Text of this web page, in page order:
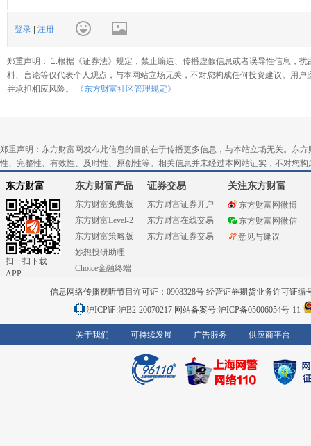
登录 注册
郑重声明： 1.根据《证券法》规定，禁止编造、传播虚假信息或者误导性信息，
料、言论等仅代表个人观点，与本网站立场无关，不对您构成任何投资建议。用
并承担相应风险。
《东方财富社区管理规定》
郑重声明：东方财富网发布此信息的目的在于传播更多信息，与本站立场无关。东
性、完整性、有效性、及时性、原创性等。相关信息并未经过本网站证实，不对您
东方财富
扫一扫下载
APP
东方财富产品
东方财富免费版
东方财富Level-2
东方财富策略版
妙想投研助理
Choice金融终端
证券交易
东方财富证券开户
东方财富在线交易
东方财富证券交易
关注东方财富
东方财富网微博
东方财富网微信
意见与建议
信息网络传播视听节目许可证：0908328号 经营证券期货业务许可证编
沪ICP证:沪B2-20070217 网站备案号:沪ICP备05006054号-11
关于我们 可持续发展 广告服务 供应商平台